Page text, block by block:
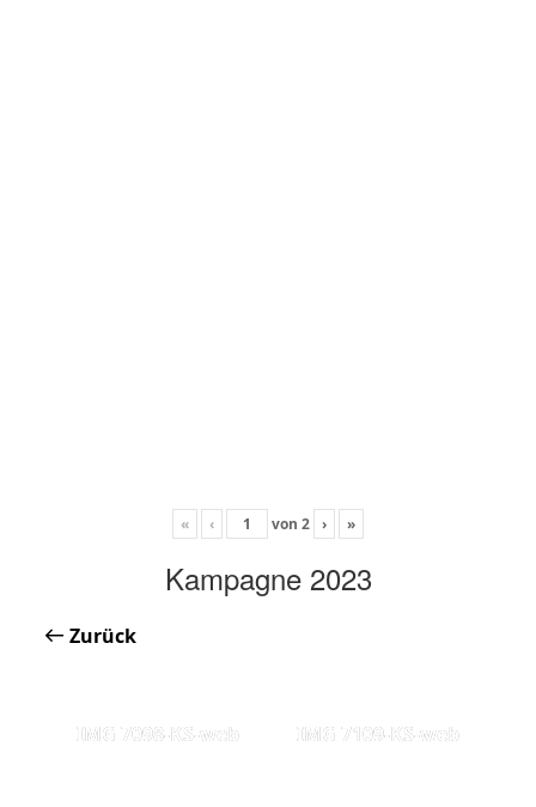
« ‹ von 2 › »
Kampagne 2023
Zurück
IMG 7098-KS-web IMG 7109-KS-web